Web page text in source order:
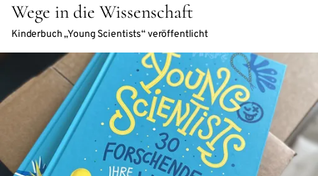
Wege in die Wissenschaft
Kinderbuch „Young Scientists“ veröffentlicht